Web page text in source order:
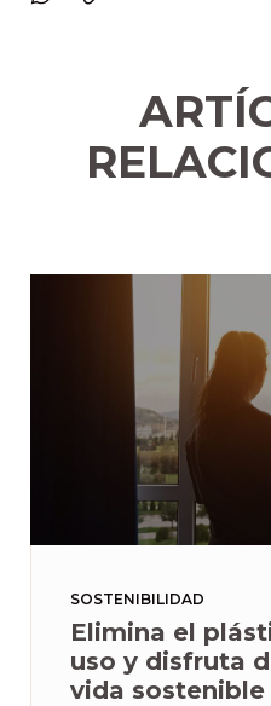
SOSTENIBILIDAD
Elimina el
uso y disfruta
vida sostenible